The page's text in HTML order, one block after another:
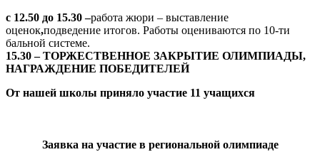
с 12.50 до 15.30 –работа жюри – выставление
оценок,подведение итогов. Работы оцениваются по 10-ти
бальной системе.
15.30 – ТОРЖЕСТВЕННОЕ ЗАКРЫТИЕ ОЛИМПИАДЫ,
НАГРАЖДЕНИЕ ПОБЕДИТЕЛЕЙ
От нашей школы приняло участие 11 учащихся
Заявка на участие в региональной олимпиаде